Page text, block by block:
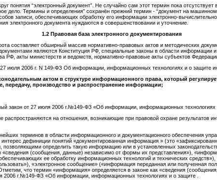
понятия “электронный документ”. Не случайно сам этот термин пока
дело. Термины и определения” сохранён прежний термин - “документ на машинном
записи, обеспечивающих обработку его информации электронно-
электронного документа нуждаются в совершенствовании и уточнение.
1.2 Правовая база электронного документирования
составляет обширный массив нормативно-правовых актов и методических
являются Конституция РФ, специальные законы в области информации
РФ, акты министерств и ведомств, нормативно-правовые акты субъектов
июля 2006 г. N 149-ФЗ Об информации, информационных технологиях и о защите
актом в структуре информационного права, который
передачу, производство и распространение информации;
закон от 27 июля 2006 г.№149-ФЗ «Об информации, информационных технологиях
распространяются на отношения, возникающие при правовой охране результатов
терминов в области информационного и документационного обеспечения
дефиниции понятий «документированная информация » (это
позволяющими определить такую информацию или в установленных
(сообщения, данные) независимо от формы их представления»),
ее обработку информационных технологий и технических
«электронное сообщение» («информация переданная или полученная
что термин «информация» определяется в законе как «сведения
2006 г.№149-ФЗ «Об информации, информационных технологиях и о защите .